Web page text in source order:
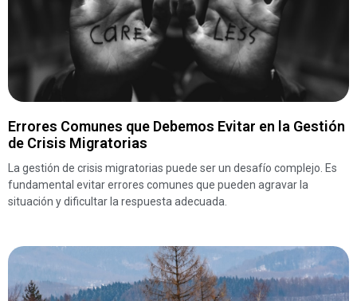
Errores Comunes que Debemos Evitar en la Gestión
de Crisis Migratorias
La gestión de crisis migratorias puede ser un desafío complejo. Es
fundamental evitar errores comunes que pueden agravar la
situación y dificultar la respuesta adecuada.